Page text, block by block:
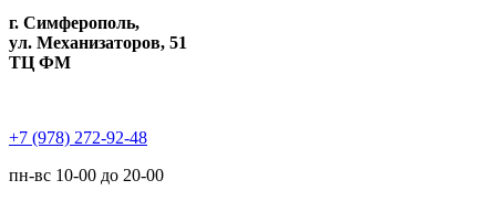
г. Симферополь,
ул. Механизаторов, 51
ТЦ ФМ
+7 (978) 272-92-48
пн-вс 10-00 до 20-00